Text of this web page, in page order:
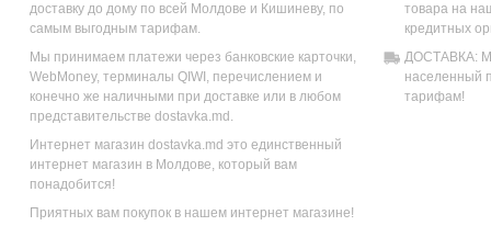
доставку до дому по всей Молдове и Кишиневу, по
самым выгодным тарифам.
Мы принимаем платежи через банковские карточки,
WebMoney, терминалы QIWI, перечислением и
конечно же наличными при доставке или в любом
представительстве dostavka.md.
Интернет магазин dostavka.md это единственный
интернет магазин в Молдове, который вам
понадобится!
Приятных вам покупок в нашем интернет магазине!
товара на
кредитных
ДОСТАВКА:
населенный
тарифам!